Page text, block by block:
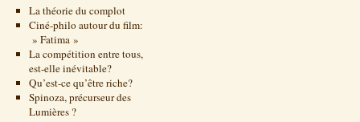
La théorie du complot
Ciné-philo autour du film:
» Fatima »
La compétition entre tous,
est-elle inévitable?
Qu’est-ce qu’être riche?
Spinoza, précurseur des
Lumières ?